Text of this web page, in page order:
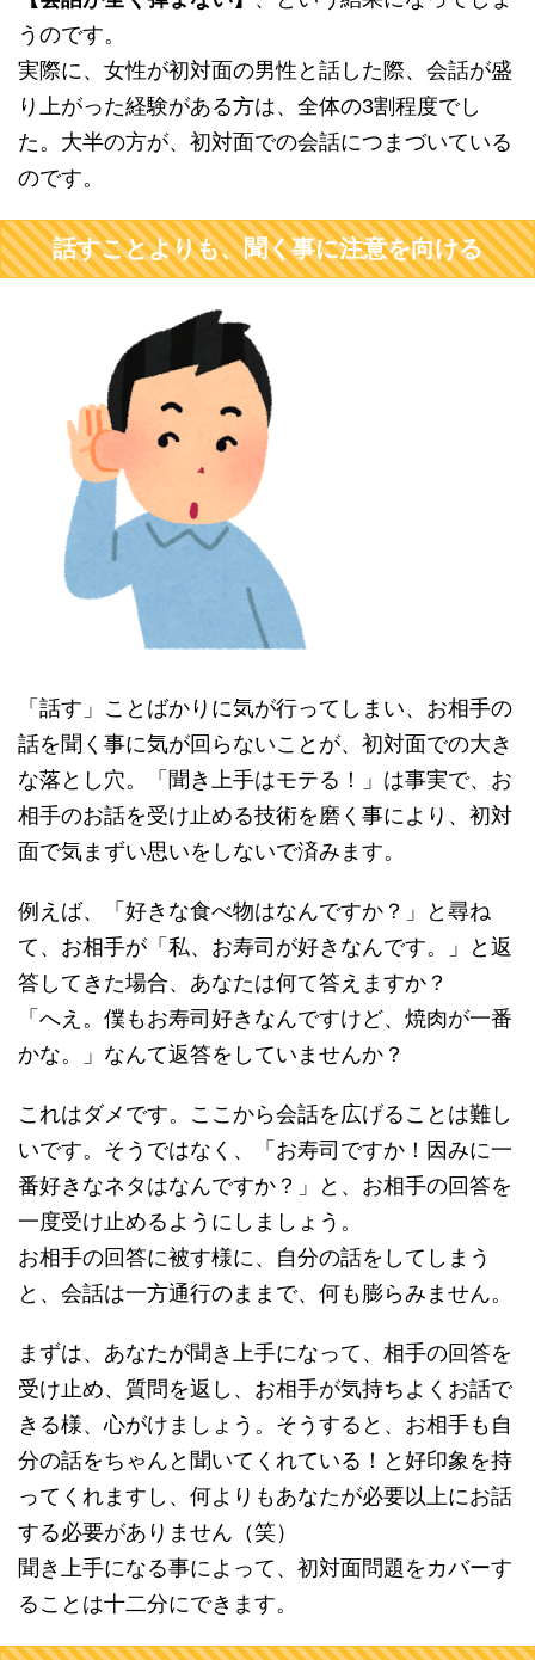
うのです。
実際に、女性が初対面の男性と話した際、会話が盛
り上がった経験がある方は、全体の3割程度でし
た。大半の方が、初対面での会話につまづいている
のです。
話すことよりも、聞く事に注意を向ける
「話す」ことばかりに気が行ってしまい、お相手の
話を聞く事に気が回らないことが、初対面での大き
な落とし穴。「聞き上手はモテる！」は事実で、お
相手のお話を受け止める技術を磨く事により、初対
面で気まずい思いをしないで済みます。
例えば、「好きな食べ物はなんですか？」と尋ね
て、お相手が「私、お寿司が好きなんです。」と返
答してきた場合、あなたは何て答えますか？
「へえ。僕もお寿司好きなんですけど、焼肉が一番
かな。」なんて返答をしていませんか？
これはダメです。ここから会話を広げることは難し
いです。そうではなく、「お寿司ですか！因みに一
番好きなネタはなんですか？」と、お相手の回答を
一度受け止めるようにしましょう。
お相手の回答に被す様に、自分の話をしてしまう
と、会話は一方通行のままで、何も膨らみません。
まずは、あなたが聞き上手になって、相手の回答を
受け止め、質問を返し、お相手が気持ちよくお話で
きる様、心がけましょう。そうすると、お相手も自
分の話をちゃんと聞いてくれている！と好印象を持
ってくれますし、何よりもあなたが必要以上にお話
する必要がありません（笑）
聞き上手になる事によって、初対面問題をカバーす
ることは十二分にできます。